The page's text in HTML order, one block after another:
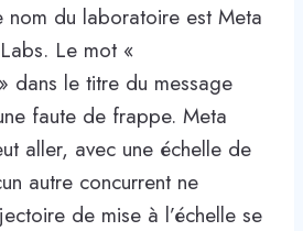
nom du laboratoire est Meta
Le mot «
dans le titre du message
faute de frappe. Meta
aller, avec une échelle de
autre concurrent ne
de mise à l’échelle se